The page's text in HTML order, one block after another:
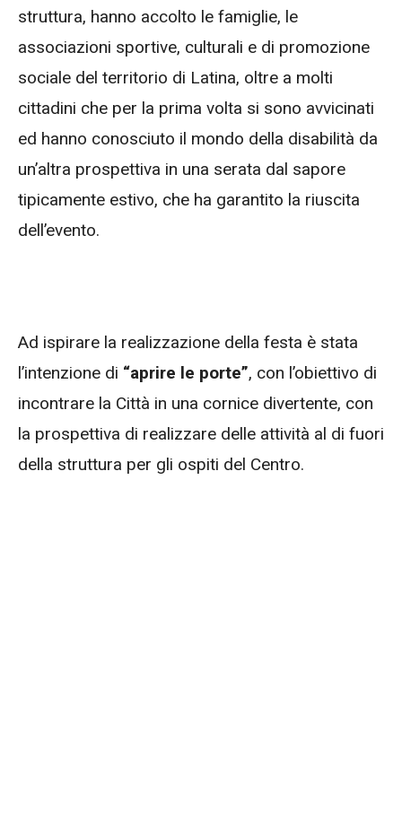
struttura, hanno accolto le famiglie, le
associazioni sportive, culturali e di promozione
sociale del territorio di Latina, oltre a molti
cittadini che per la prima volta si sono avvicinati
ed hanno conosciuto il mondo della disabilità da
un’altra prospettiva in una serata dal sapore
tipicamente estivo, che ha garantito la riuscita
dell’evento.
Ad ispirare la realizzazione della festa è stata
l’intenzione di “aprire le porte”, con l’obiettivo di
incontrare la Città in una cornice divertente, con
la prospettiva di realizzare delle attività al di fuori
della struttura per gli ospiti del Centro.